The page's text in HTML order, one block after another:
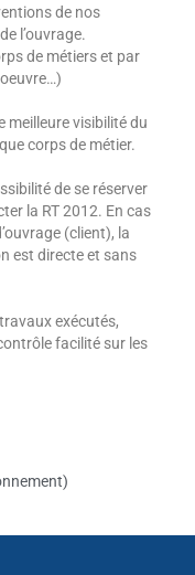
de nos
l’ouvrage.
de métiers et par
meilleure visibilité du
corps de métier.
de se réserver
la RT 2012. En cas
(client), la
est directe et sans
exécutés,
facilité sur les